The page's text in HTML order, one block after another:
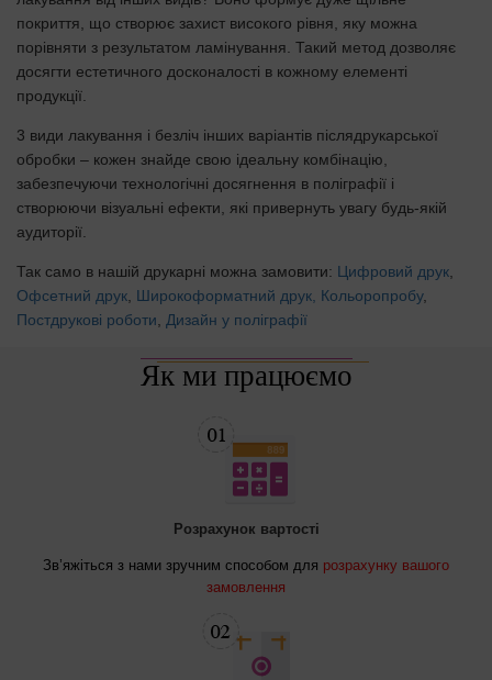
покриття, що створює захист високого рівня, яку можна
порівняти з результатом ламінування. Такий метод дозволяє
досягти естетичного досконалості в кожному елементі
продукції.
3 види лакування і безліч інших варіантів післядрукарської
обробки – кожен знайде свою ідеальну комбінацію,
забезпечуючи технологічні досягнення в поліграфії і
створюючи візуальні ефекти, які привернуть увагу будь-якій
аудиторії.
Так само в нашій друкарні можна замовити: Цифровий друк
Офсетний друк Широкоформатний друк, Кольоропробу,
Постдрукові роботи
Дизайн у поліграфії
Як ми працюємо
Розрахунок вартості
Зв’яжіться з нами зручним способом для розрахунку вашого
замовлення